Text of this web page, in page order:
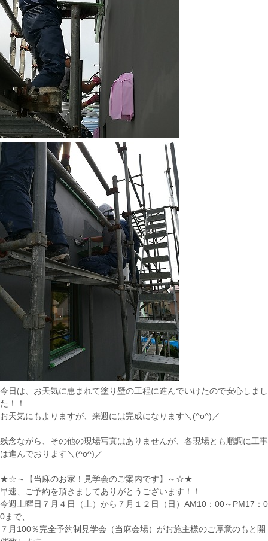
今日は、お天気に恵まれて塗り壁の工程に進んでいけたので安心しまし
た！！
お天気にもよりますが、来週には完成になります＼(^o^)／
残念ながら、その他の現場写真はありませんが、各現場とも順調に工事
は進んでおります＼(^o^)／
★☆～【当麻のお家！見学会のご案内です】～☆★
早速、ご予約を頂きましてありがとうございます！！
今週土曜日７月４日（土）から７月１２日（日）AM10：00～PM17：0
0まで、
７月100％完全予約制見学会（当麻会場）がお施主様のご厚意のもと開